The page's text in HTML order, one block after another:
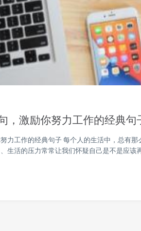
，激励你努力工作的经典句
力工作的经典句子 每个人的生活中，总有
生活的压力常常让我们怀疑自己是不是应该